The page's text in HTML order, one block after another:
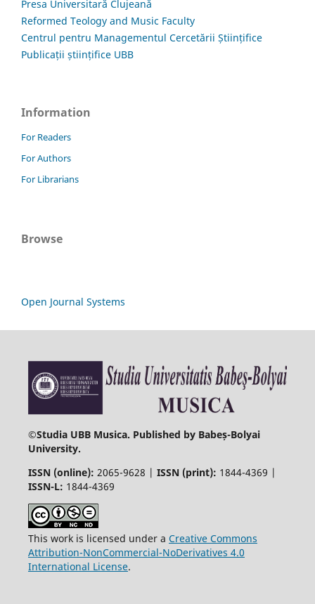
Presa Universitară Clujeană
Reformed Teology and Music Faculty
Centrul pentru Managementul Cercetării Științifice
Publicații științifice UBB
Information
For Readers
For Authors
For Librarians
Browse
Open Journal Systems
©Studia UBB Musica. Published by Babeș-Bolyai
University.
ISSN (online): 2065-9628 | ISSN (print): 1844-4369 |
ISSN-L: 1844-4369
This work is licensed under a Creative Commons
Attribution-NonCommercial-NoDerivatives 4.0
International License.